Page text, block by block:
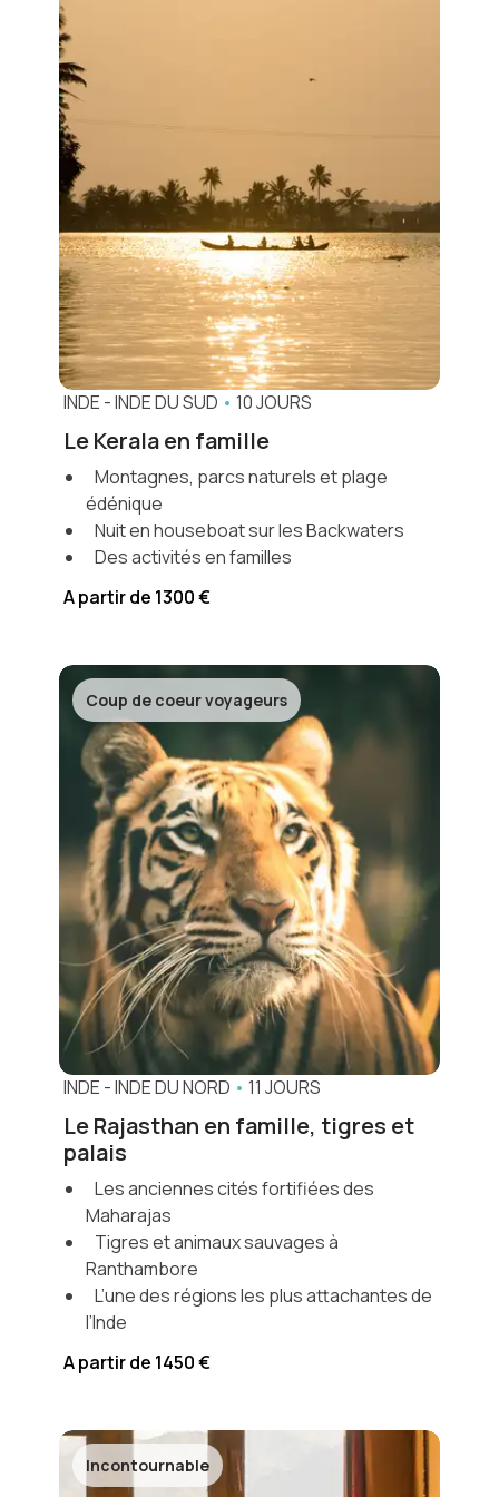
INDE -INDE DU SUD • 10 JOURS
Le Kerala en famille
Montagnes, parcs naturels et plage
édénique
Nuit en houseboat sur les Backwaters
Des activités en familles
A partir de 1300 €
Coup de coeur voyageurs
INDE -INDE DU NORD • 11 JOURS
Le Rajasthan en famille, tigres et
palais
Les anciennes cités fortifiées des
Maharajas
Tigres et animaux sauvages à
Ranthambore
L’une des régions les plus attachantes de
l’Inde
A partir de 1450 €
Incontournable